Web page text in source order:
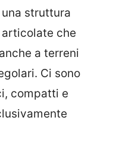
struttura
che
a terreni
Ci sono
compatti e